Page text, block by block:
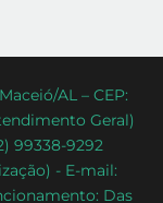
AL – CEP:
Geral)
99338-9292
- E-mail:
Das